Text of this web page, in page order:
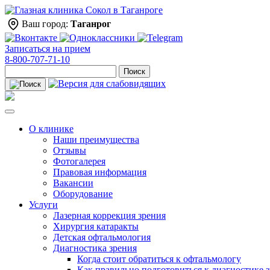
Ваш город: Таганрог
Записаться на прием
8-800-707-71-10
Поиск
О клинике
Наши преимущества
Отзывы
Фотогалерея
Правовая информация
Вакансии
Оборудование
Услуги
Лазерная коррекция зрения
Хирургия катаракты
Детская офтальмология
Диагностика зрения
Когда стоит обратиться к офтальмологу